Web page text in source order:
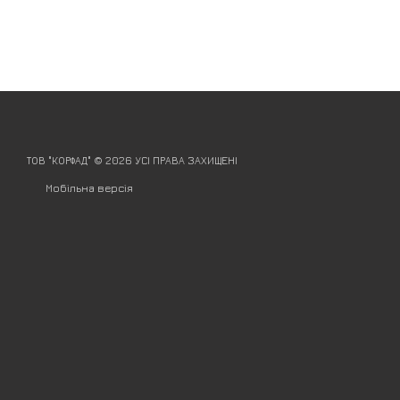
ТОВ "КОРФАД" © 2026 УСІ ПРАВА ЗАХИЩЕНІ
Мобільна версія